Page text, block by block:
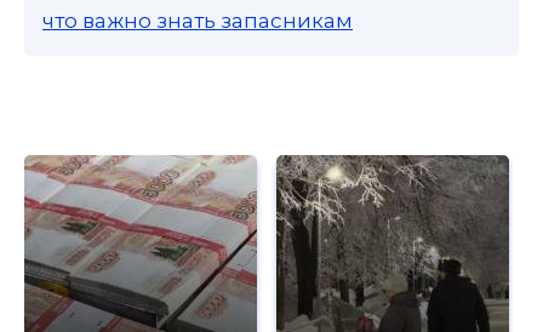
что важно знать запасникам